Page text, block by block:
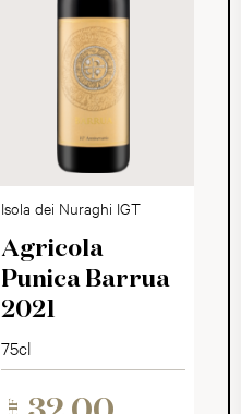
Isola dei Nuraghi IGT
Agricola
Punica Barrua
2021
75cl